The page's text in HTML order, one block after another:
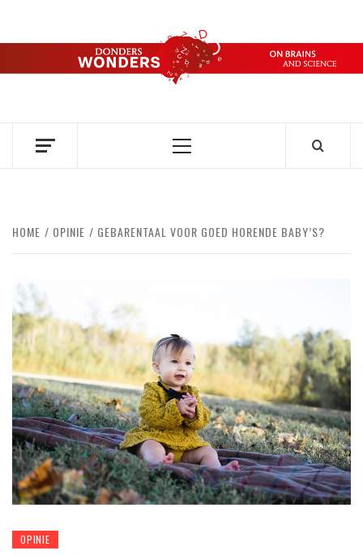
de
DONDERS
OVER HERSENEN EN WETENSCHAP // ON BRAINS AND
Primair
HOME OPINIE GEBARENTAAL VOOR GOED HORENDE BABY’S?
OPINIE